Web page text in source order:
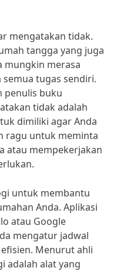
mengatakan tidak.
tangga yang juga
mungkin merasa
tugas sendiri.
penulis buku
tidak adalah
dimiliki agar Anda
ragu untuk meminta
atau mempekerjakan
untuk membantu
Anda. Aplikasi
atau Google
mengatur jadwal
Menurut ahli
adalah alat yang